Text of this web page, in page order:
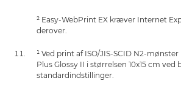
² Easy-WebPrint EX kræver Internet
derover.
¹ Ved print af ISO/JIS-SCID N2-
Plus Glossy II i størrelsen 10x15 cm ved
standardindstillinger.